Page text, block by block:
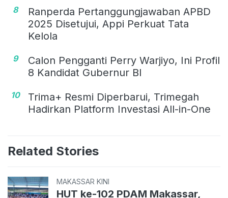
8
Ranperda Pertanggungjawaban APBD
2025 Disetujui, Appi Perkuat Tata
Kelola
9
Calon Pengganti Perry Warjiyo, Ini Profil
8 Kandidat Gubernur BI
10
Trima+ Resmi Diperbarui, Trimegah
Hadirkan Platform Investasi All-in-One
Related Stories
MAKASSAR KINI
HUT ke-102 PDAM Makassar,